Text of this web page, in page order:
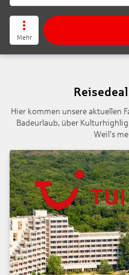
Mehr
Hier kommen unsere aktuellen
Badeurlaub, über
Weil's